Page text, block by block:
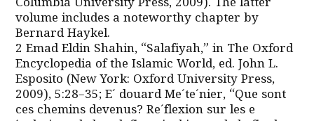
Columbia University Press, 2009). The latter
volume includes a noteworthy chapter by
Bernard Haykel.
2 Emad Eldin Shahin, “Salafiyah,” in The Oxford
Encyclopedia of the Islamic World, ed. John L.
Esposito (New York: Oxford University Press,
2009), 5:28–35; E´ douard Me´te´nier, “Que sont
ces chemins devenus? Re´flexion sur les e